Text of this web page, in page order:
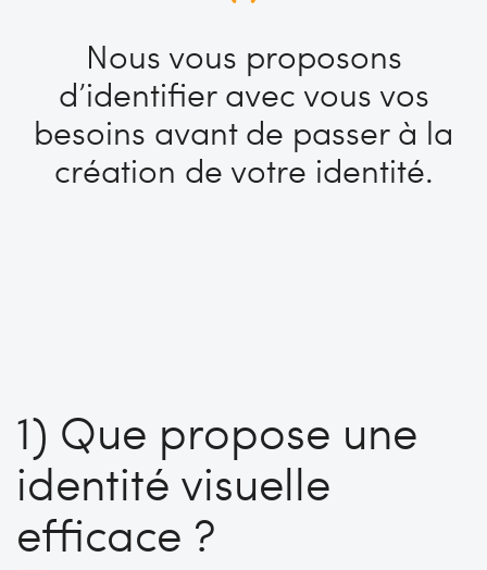
Nous vous proposons
d’identifier avec vous vos
besoins avant de passer à la
création de votre identité.
1) Que propose une
identité visuelle
efficace ?